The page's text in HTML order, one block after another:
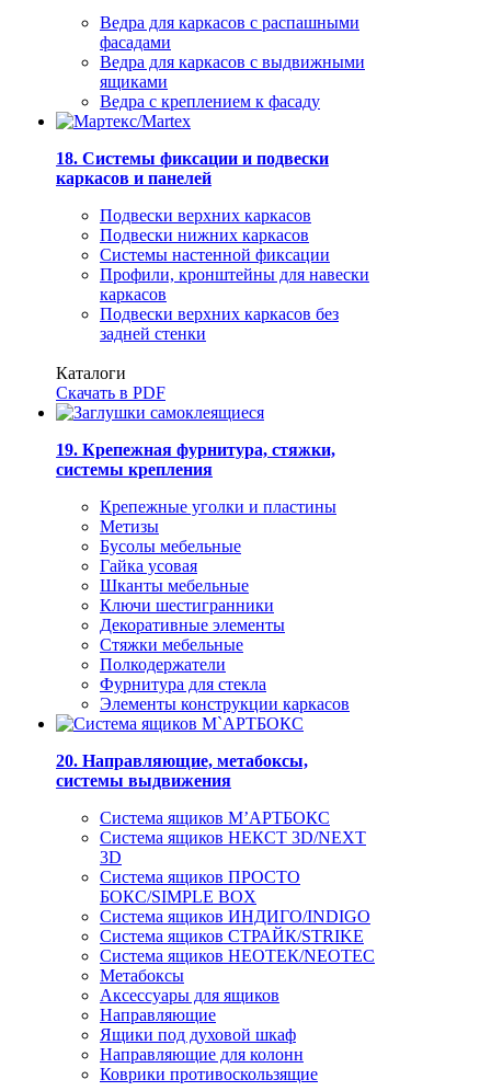
Ведра для каркасов с распашными
фасадами
Ведра для каркасов с выдвижными
ящиками
Ведра с креплением к фасаду
18. Системы фиксации и подвески
каркасов и панелей
Подвески верхних каркасов
Подвески нижних каркасов
Системы настенной фиксации
Профили, кронштейны для навески
каркасов
Подвески верхних каркасов без
задней стенки
Каталоги
Скачать в PDF
19. Крепежная фурнитура, стяжки,
системы крепления
Крепежные уголки и пластины
Метизы
Бусолы мебельные
Гайка усовая
Шканты мебельные
Ключи шестигранники
Декоративные элементы
Стяжки мебельные
Полкодержатели
Фурнитура для стекла
Элементы конструкции каркасов
20. Направляющие, метабоксы,
системы выдвижения
Система ящиков М’АРТБОКС
Система ящиков НЕКСТ 3D/NEXT
3D
Система ящиков ПРОСТО
БОКС/SIMPLE BOX
Система ящиков ИНДИГО/INDIGO
Система ящиков СТРАЙК/STRIKE
Система ящиков НЕОТЕК/NEOTEC
Метабоксы
Аксессуары для ящиков
Направляющие
Ящики под духовой шкаф
Направляющие для колонн
Коврики противоскользящие